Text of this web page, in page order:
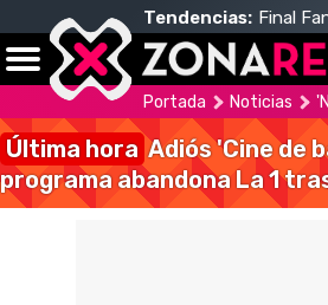
Tendencias: Final
Portada Noticias
Última hora Adiós 'Cine de
programa abandona La 1